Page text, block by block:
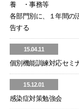
養 ・事務等
各部門別に、１年間の
告する
15.04.11
個別機能訓練対応セミ
15.12.01
感染症対策勉強会